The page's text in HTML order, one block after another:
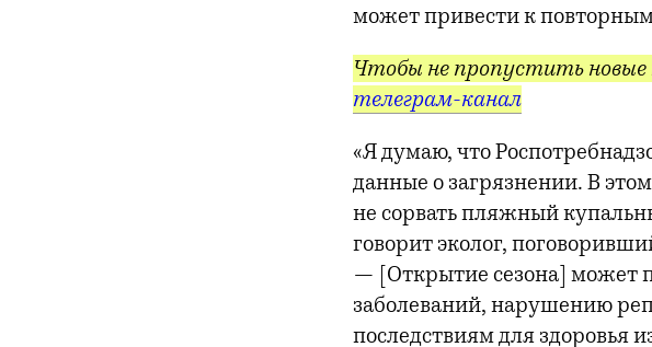
может привести к
Чтобы не пропустить
телеграм-канал
«Я думаю, что
данные о загрязнении. В
не сорвать пляжный
говорит эколог,
— [Открытие сезона] может
заболеваний, нарушению
последствиям для здоровья